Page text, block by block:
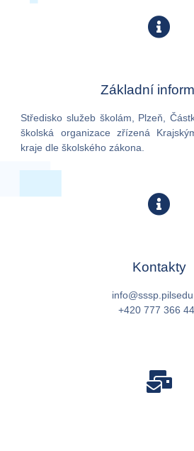
Základní
Středisko služeb školám, Plzeň,
školská organizace zřízená
kraje dle školského zákona.
Kontakty
+420 777 366